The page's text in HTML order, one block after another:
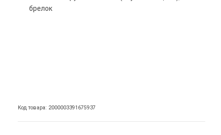
Код товара: 2000003391675937